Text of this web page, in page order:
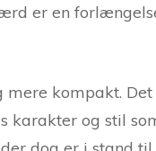
er en
kompakt. Det
karakter og stil